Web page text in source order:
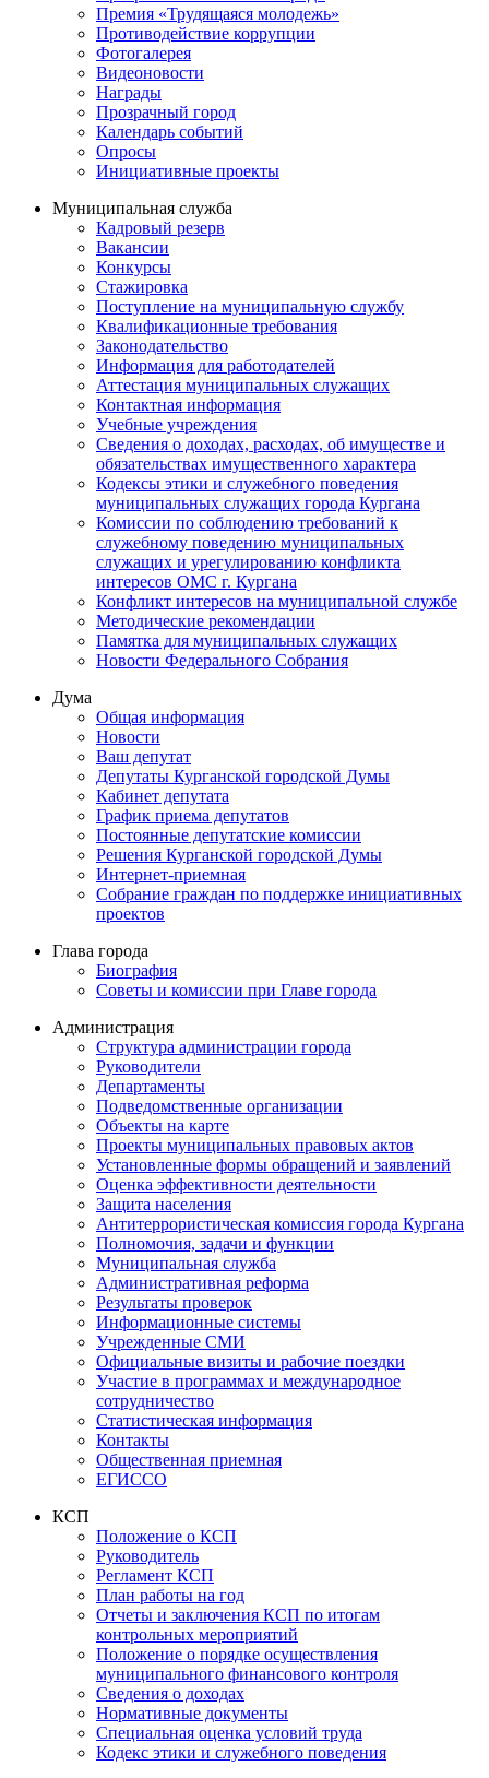
Премия «Трудящаяся молодежь»
Противодействие коррупции
Фотогалерея
Видеоновости
Награды
Прозрачный город
Календарь событий
Опросы
Инициативные проекты
Муниципальная служба
Кадровый резерв
Вакансии
Конкурсы
Стажировка
Поступление на муниципальную службу
Квалификационные требования
Законодательство
Информация для работодателей
Аттестация муниципальных служащих
Контактная информация
Учебные учреждения
Сведения о доходах, расходах, об имуществе и
обязательствах имущественного характера
Кодексы этики и служебного поведения
муниципальных служащих города Кургана
Комиссии по соблюдению требований к
служебному поведению муниципальных
служащих и урегулированию конфликта
интересов ОМС г. Кургана
Конфликт интересов на муниципальной службе
Методические рекомендации
Памятка для муниципальных служащих
Новости Федерального Cобрания
Дума
Общая информация
Новости
Ваш депутат
Депутаты Курганской городской Думы
Кабинет депутата
График приема депутатов
Постоянные депутатские комиссии
Решения Курганской городской Думы
Интернет-приемная
Собрание граждан по поддержке инициативных
проектов
Глава города
Биография
Советы и комиссии при Главе города
Администрация
Структура администрации города
Руководители
Департаменты
Подведомственные организации
Объекты на карте
Проекты муниципальных правовых актов
Установленные формы обращений и заявлений
Оценка эффективности деятельности
Защита населения
Антитеррористическая комиссия города Кургана
Полномочия, задачи и функции
Муниципальная служба
Административная реформа
Результаты проверок
Информационные системы
Учрежденные СМИ
Официальные визиты и рабочие поездки
Участие в программах и международное
сотрудничество
Статистическая информация
Контакты
Общественная приемная
ЕГИССО
КСП
Положение о КСП
Руководитель
Регламент КСП
План работы на год
Отчеты и заключения КСП по итогам
контрольных мероприятий
Положение о порядке осуществления
муниципального финансового контроля
Сведения о доходах
Нормативные документы
Специальная оценка условий труда
Кодекс этики и служебного поведения